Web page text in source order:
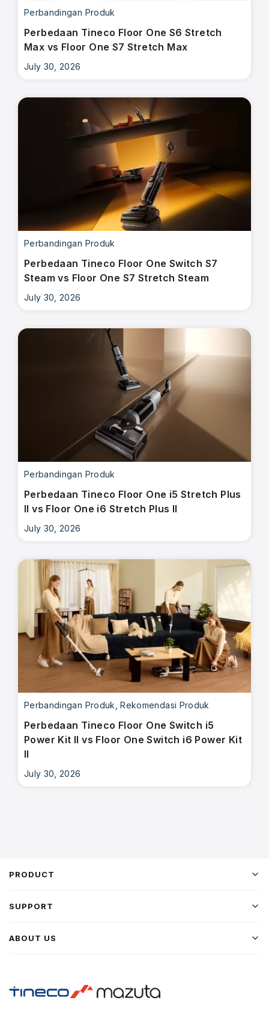
Perbandingan Produk
Perbedaan Tineco Floor One S6 Stretch
Max vs Floor One S7 Stretch Max
July 30, 2026
Perbandingan Produk
Perbedaan Tineco Floor One Switch S7
Steam vs Floor One S7 Stretch Steam
July 30, 2026
Perbandingan Produk
Perbedaan Tineco Floor One i5 Stretch Plus
II vs Floor One i6 Stretch Plus II
July 30, 2026
Perbandingan Produk ,Rekomendasi Produk
Perbedaan Tineco Floor One Switch i5
Power Kit II vs Floor One Switch i6 Power Kit
II
July 30, 2026
PRODUCT
SUPPORT
ABOUT US